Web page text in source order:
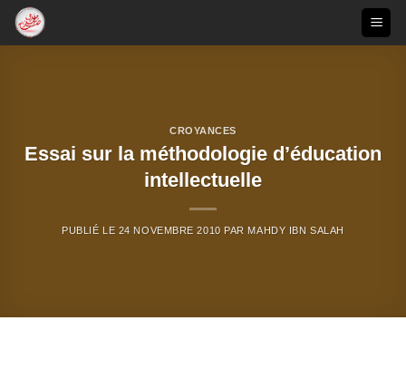
Passer
CROYANCES
Essai sur la méthodologie d’éducation
intellectuelle
PUBLIÉ LE 24 NOVEMBRE 2010 PAR MAHDY IBN SALAH